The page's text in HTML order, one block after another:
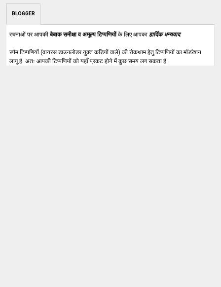
BLOGGER
रचनाओं पर आपकीबेबाक समीक्षा व अमूल्य टिप्पणियोंके लिए आपका हार्दिक धन्यवाद.
स्पैम टिप्पणियों (वायरस डाउनलोडर युक्त कड़ियों वाले) की रोकथाम हेतु टिप्पणियों का मॉडरेशन
लागू है. अतः आपकी टिप्पणियों को यहाँ प्रकट होने में कुछ समय लग सकता है.